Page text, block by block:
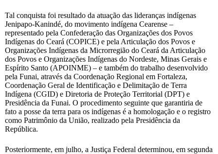
Tal conquista foi resultado da atuação das lideranças indígenas
Jenipapo-Kanindé, do movimento indígena Cearense –
representado pela Confederação das Organizações dos Povos
Indígenas do Ceará (COPICE) e pela Articulação dos Povos e
Organizações Indígenas da Microrregião do Ceará da Articulação
dos Povos e Organizações Indígenas do Nordeste, Minas Gerais e
Espírito Santo (APOINME) – e também do trabalho desenvolvido
pela Funai, através da Coordenação Regional em Fortaleza,
Coordenação Geral de Identificação e Delimitação de Terra
Indígena (CGID) e Diretoria de Proteção Territorial (DPT) e
Presidência da Funai. O procedimento seguinte que garantiria de
fato a posse da terra para os indígenas é a homologação e o registro
como Patrimônio da União, realizado pela Presidência da
República.
Posteriormente, em julho, a Justiça Federal determinou, em segunda